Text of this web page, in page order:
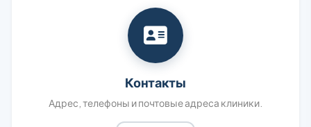
Контакты
Адрес, телефоны и почтовые адреса клиники.